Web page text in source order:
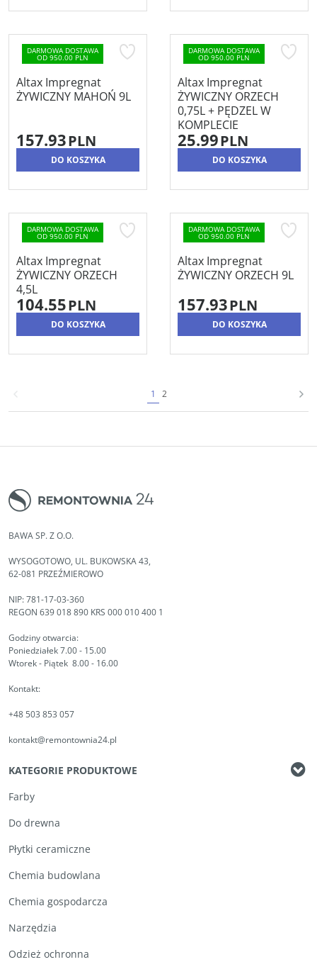
DARMOWA DOSTAWA
OD 950.00 PLN
Altax Impregnat
ŻYWICZNY MAHOŃ 9L
157.93PLN
DO KOSZYKA
DARMOWA DOSTAWA
OD 950.00 PLN
Altax Impregnat
ŻYWICZNY ORZECH
0,75L + PĘDZEL W
KOMPLECIE
25.99PLN
DO KOSZYKA
DARMOWA DOSTAWA
OD 950.00 PLN
Altax Impregnat
ŻYWICZNY ORZECH
4,5L
104.55PLN
DO KOSZYKA
DARMOWA DOSTAWA
OD 950.00 PLN
Altax Impregnat
ŻYWICZNY ORZECH 9L
157.93PLN
DO KOSZYKA
1 2
BAWA SP. Z O.O.
WYSOGOTOWO, UL. BUKOWSKA 43,
62-081 PRZEŹMIEROWO
NIP: 781-17-03-360
REGON 639 018 890 KRS 000 010 400 1
Godziny otwarcia:
Poniedziałek 7.00 - 15.00
Wtorek - Piątek 8.00 - 16.00
Kontakt:
+48 503 853 057
kontakt@remontownia24.pl
KATEGORIE PRODUKTOWE
Farby
Do drewna
Płytki ceramiczne
Chemia budowlana
Chemia gospodarcza
Narzędzia
Odzież ochronna